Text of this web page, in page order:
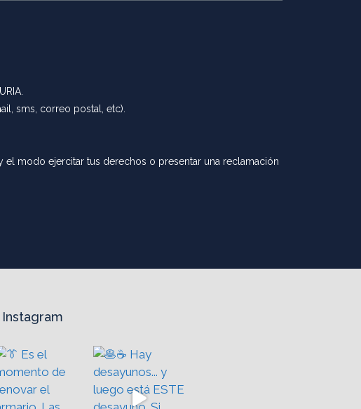
sms, correo postal, etc).
modo ejercitar tus derechos o presentar una reclamación